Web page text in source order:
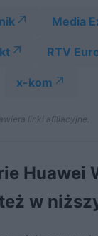
Media
RTV
x-kom
linki afiliacyjne.
Huawei
w